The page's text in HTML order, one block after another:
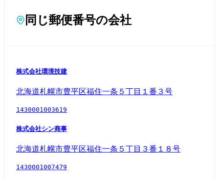
同じ郵便番号の会社
株式会社環境技建
北海道札幌市豊平区福住一条５丁目１番３号
1430001003619
株式会社シン商事
北海道札幌市豊平区福住一条５丁目３番１８号
1430001007479